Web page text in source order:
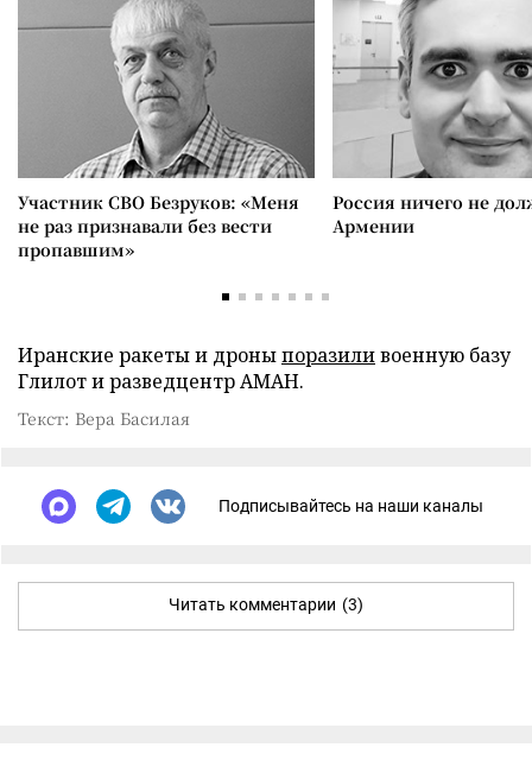
Участник СВО Безруков: «Меня
не раз признавали без вести
пропавшим»
Россия ничего не
Армении
Иранские ракеты и дроныпоразиливоенную базу
Глилот и разведцентр АМАН.
Текст: Вера Басилая
Подписывайтесь на наши каналы
Читать комментарии (3)